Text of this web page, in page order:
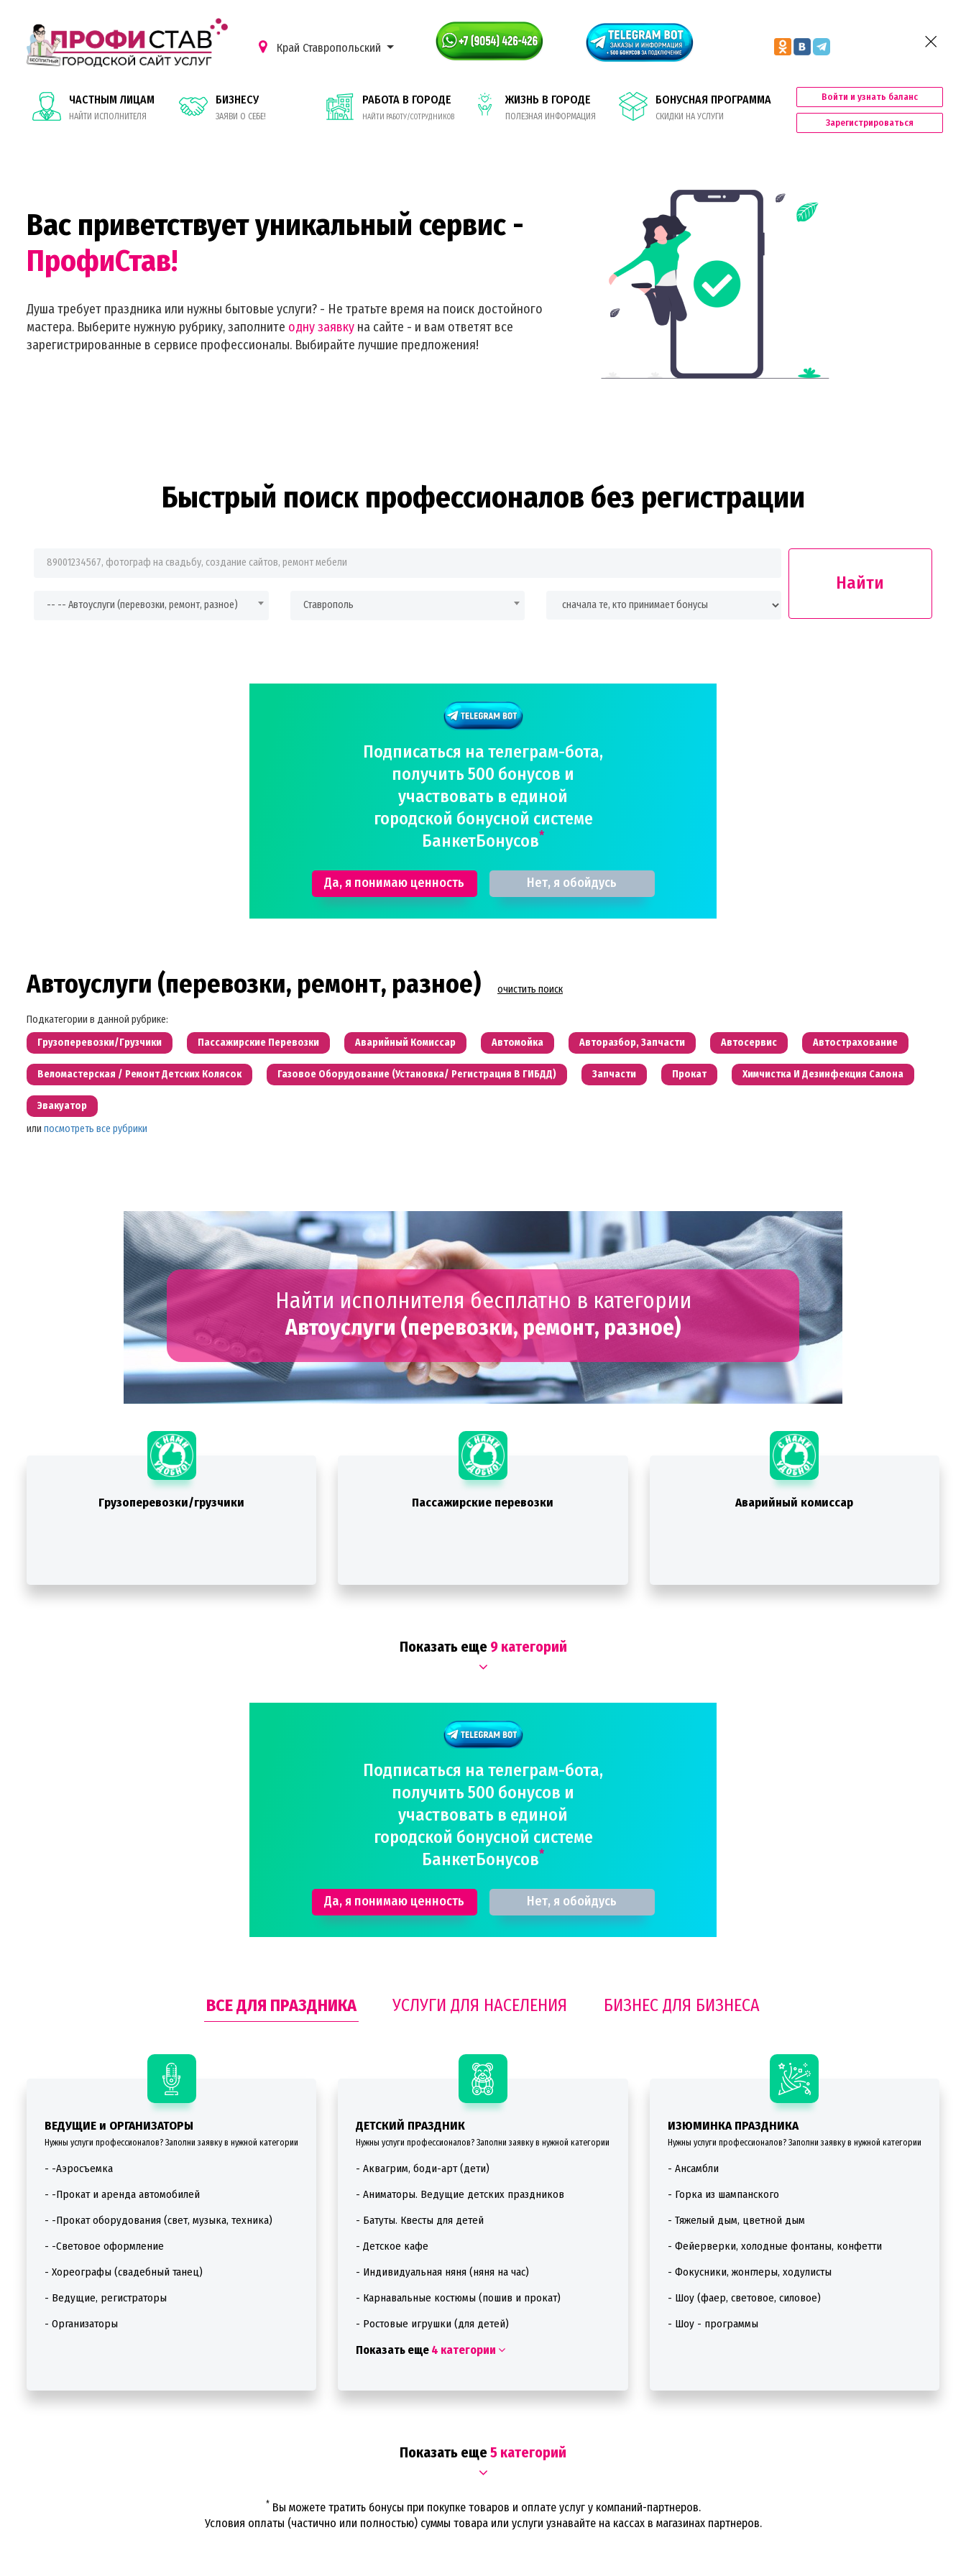
Край Ставропольский
ЧАСТНЫМ ЛИЦАМ
НАЙТИ ИСПОЛНИТЕЛЯ
БИЗНЕСУ
ЗАЯВИ О СЕБЕ!
РАБОТА В ГОРОДЕ
НАЙТИ РАБОТУ/СОТРУДНИКОВ
ЖИЗНЬ В ГОРОДЕ
ПОЛЕЗНАЯ ИНФОРМАЦИЯ
БОНУСНАЯ ПРОГРАММА
СКИДКИ НА УСЛУГИ
Войти и узнать баланс
Зарегистрироваться
Вас приветствует уникальный сервис -
ПрофиСтав!
Душа требует праздника или нужны бытовые услуги? - Не тратьте время на поиск достойного
мастера. Выберите нужную рубрику, заполните одну заявку на сайте - и вам ответят все
зарегистрированные в сервисе профессионалы. Выбирайте лучшие предложения!
Быстрый поиск профессионалов без регистрации
Фраза для поиска
-- -- Автоуслуги (перевозки, ремонт, разное) Ставрополь
Найти
Подписаться на телеграм-бота,
получить 500 бонусов и
участвовать в единой
городской бонусной системе
БанкетБонусов*
Да, я понимаю ценность Нет, я обойдусь
Автоуслуги (перевозки, ремонт, разное) очистить поиск
Подкатегории в данной рубрике:
Грузоперевозки/грузчики
Пассажирские Перевозки Аварийный Комиссар Автомойка Авторазбор, Запчасти Автосервис Автострахование
Веломастерская / Ремонт Детских Колясок Газовое Оборудование (установка/ Регистрация В ГИБДД) Запчасти Прокат Химчистка И Дезинфекция Салона
Эвакуатор
или посмотреть все рубрики
Найти исполнителя бесплатно в категории
Автоуслуги (перевозки, ремонт, разное)
Грузоперевозки/грузчики Пассажирские перевозки Аварийный комиссар
Показать еще 9 категорий
Подписаться на телеграм-бота,
получить 500 бонусов и
участвовать в единой
городской бонусной системе
БанкетБонусов*
Да, я понимаю ценность Нет, я обойдусь
ВСЕ ДЛЯ ПРАЗДНИКА УСЛУГИ ДЛЯ НАСЕЛЕНИЯ БИЗНЕС ДЛЯ БИЗНЕСА
ВЕДУЩИЕ и ОРГАНИЗАТОРЫ
Нужны услуги профессионалов? Заполни заявку в нужной категории
- -Аэросъемка
- -Прокат и аренда автомобилей
- -Прокат оборудования (свет, музыка, техника)
- -Световое оформление
- Хореографы (свадебный танец)
- Ведущие, регистраторы
- Организаторы
ДЕТСКИЙ ПРАЗДНИК
Нужны услуги профессионалов? Заполни заявку в нужной категории
- Аквагрим, боди-арт (дети)
- Аниматоры. Ведущие детских праздников
- Батуты. Квесты для детей
- Детское кафе
- Индивидуальная няня (няня на час)
- Карнавальные костюмы (пошив и прокат)
- Ростовые игрушки (для детей)
Показать еще 4 категории
ИЗЮМИНКА ПРАЗДНИКА
Нужны услуги профессионалов? Заполни заявку в нужной категории
- Ансамбли
- Горка из шампанского
- Тяжелый дым, цветной дым
- Фейерверки, холодные фонтаны, конфетти
- Фокусники, жонглеры, ходулисты
- Шоу (фаер, световое, силовое)
- Шоу - программы
Показать еще5 категорий
* Вы можете тратить бонусы при покупке товаров и оплате услуг у компаний-партнеров.
Условия оплаты (частично или полностью) суммы товара или услуги узнавайте на кассах в магазинах партнеров.